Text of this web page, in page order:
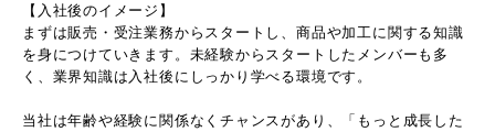
【入社後のイメージ】
まずは販売・受注業務からスタートし、商品や加工に関する知識
を身につけていきます。未経験からスタートしたメンバーも多
く、業界知識は入社後にしっかり学べる環境です。
当社は年齢や経験に関係なくチャンスがあり、「もっと成長した